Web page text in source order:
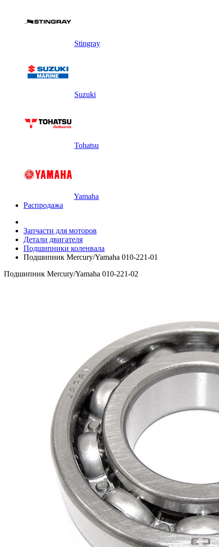
Stingray
Suzuki
Tohatsu
Yamaha
Распродажа
Запчасти для моторов
Детали двигателя
Подшипники коленвала
Подшипник Mercury/Yamaha 010-221-01
Подшипник Mercury/Yamaha 010-221-02